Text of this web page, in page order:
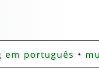
em português •